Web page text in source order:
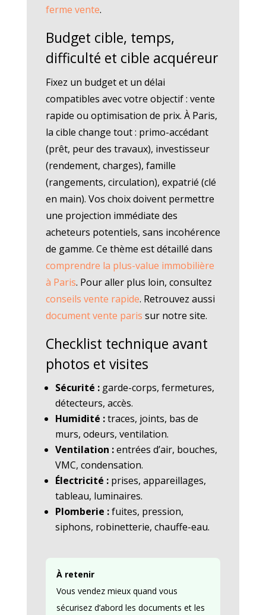
ferme vente.
Budget cible, temps,
difficulté et cible acquéreur
Fixez un budget et un délai
compatibles avec votre objectif : vente
rapide ou optimisation de prix. À Paris,
la cible change tout : primo-accédant
(prêt, peur des travaux), investisseur
(rendement, charges), famille
(rangements, circulation), expatrié (clé
en main). Vos choix doivent permettre
une projection immédiate des
acheteurs potentiels, sans incohérence
de gamme. Ce thème est détaillé dans
comprendre la plus-value immobilière
à Paris. Pour aller plus loin, consultez
conseils vente rapide. Retrouvez aussi
document vente paris sur notre site.
Checklist technique avant
photos et visites
Sécurité :garde-corps, fermetures,
détecteurs, accès.
Humidité :traces, joints, bas de
murs, odeurs, ventilation.
Ventilation :entrées d’air, bouches,
VMC, condensation.
Électricité :prises, appareillages,
tableau, luminaires.
Plomberie :fuites, pression,
siphons, robinetterie, chauffe-eau.
À retenir
Vous vendez mieux quand vous
sécurisez d’abord les documents et les